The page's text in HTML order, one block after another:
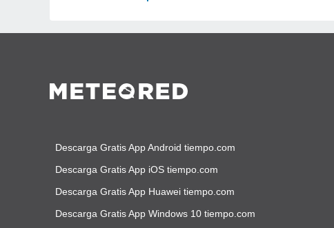
Descarga Gratis App Android tiempo.com
Descarga Gratis App iOS tiempo.com
Descarga Gratis App Huawei tiempo.com
Descarga Gratis App Windows 10 tiempo.com